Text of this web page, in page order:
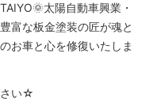
太陽自動車興業・
富な板金塗装の匠が魂と
お車と心を修復いたしま
さい☆